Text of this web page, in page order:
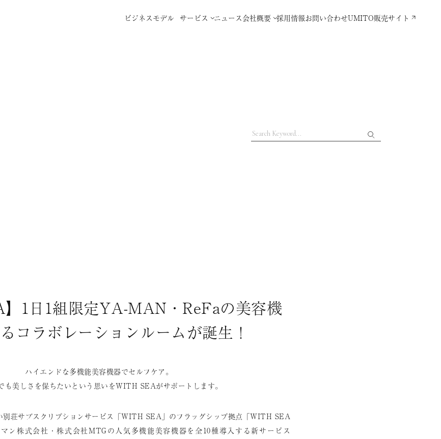
ビジネスモデル サービス ニュース会社概要 採用情報お問い合わせUMITO販売サイト
】1日1組限定YA-MAN・ReFaの美容機
コラボレーションルームが誕生！
ハイエンドな多機能美容機器でセルフケア。
も美しさを保ちたいという思いをWITH SEAがサポートします。
別荘サブスクリプションサービス「WITH SEA」のフラッグシップ拠点「WITH SEA
ン株式会社・株式会社MTGの人気多機能美容機器を全10種導入する新サービス